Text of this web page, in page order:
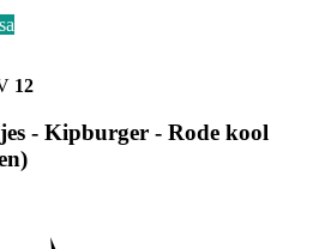
12
- Kipburger - Rode kool